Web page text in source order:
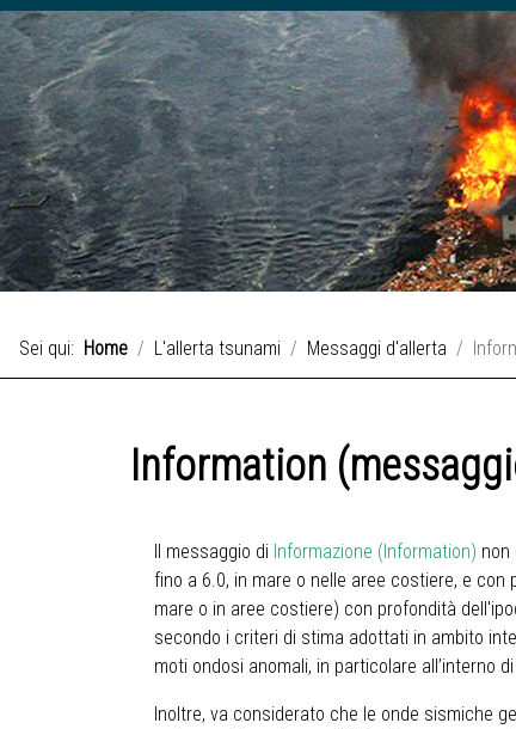
Sei qui: Home L'allerta tsunami Messaggi d'allerta
Information
Il messaggio di Informazione (Information) non
fino a 6.0, in mare o nelle aree costiere, e
mare o in aree costiere) con profondità
secondo i criteri di stima adottati in ambito
moti ondosi anomali, in particolare all’interno
Inoltre, va considerato che le onde sismiche